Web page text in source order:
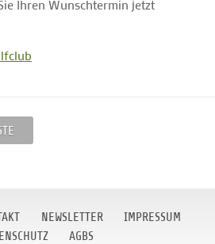
Ihren Wunschtermin jetzt
NEWSLETTER
IMPRESSUM
AGBS